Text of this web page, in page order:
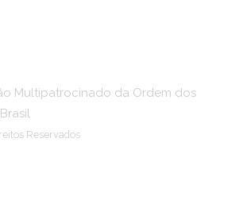
Multipatrocinado da Ordem dos
Reservados